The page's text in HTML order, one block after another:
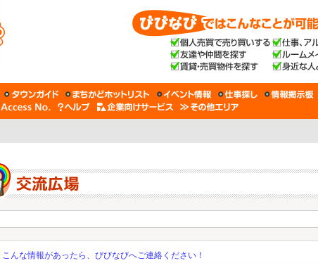
こんな情報があったら、びびなびへご連絡ください！